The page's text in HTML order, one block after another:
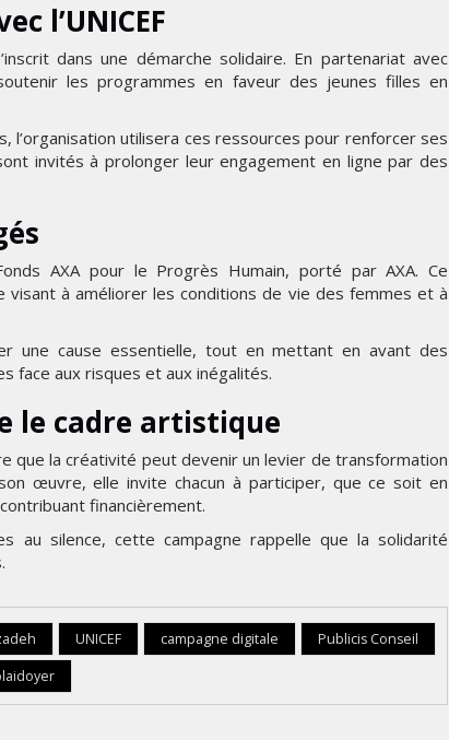
l’UNICEF
dans une démarche solidaire. En partenariat avec
les programmes en faveur des jeunes filles en
l’organisation utilisera ces ressources pour renforcer ses
invités à prolonger leur engagement en ligne par des
AXA pour le Progrès Humain, porté par AXA. Ce
visant à améliorer les conditions de vie des femmes et à
une cause essentielle, tout en mettant en avant des
face aux risques et aux inégalités.
le cadre artistique
que la créativité peut devenir un levier de transformation
œuvre, elle invite chacun à participer, que ce soit en
financièrement.
au silence, cette campagne rappelle que la solidarité
UNICEF campagne digitale
Publicis Conseil